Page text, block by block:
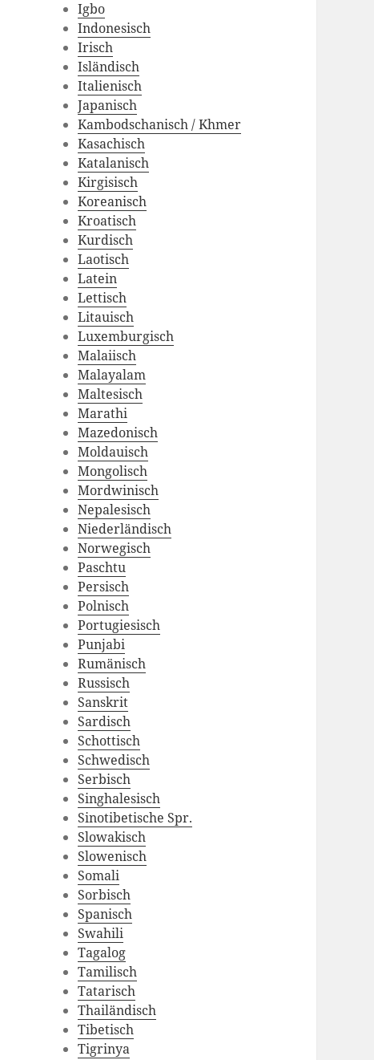
Igbo
Indonesisch
Irisch
Isländisch
Italienisch
Japanisch
Kambodschanisch / Khmer
Kasachisch
Katalanisch
Kirgisisch
Koreanisch
Kroatisch
Kurdisch
Laotisch
Latein
Lettisch
Litauisch
Luxemburgisch
Malaiisch
Malayalam
Maltesisch
Marathi
Mazedonisch
Moldauisch
Mongolisch
Mordwinisch
Nepalesisch
Niederländisch
Norwegisch
Paschtu
Persisch
Polnisch
Portugiesisch
Punjabi
Rumänisch
Russisch
Sanskrit
Sardisch
Schottisch
Schwedisch
Serbisch
Singhalesisch
Sinotibetische Spr.
Slowakisch
Slowenisch
Somali
Sorbisch
Spanisch
Swahili
Tagalog
Tamilisch
Tatarisch
Thailändisch
Tibetisch
Tigrinya